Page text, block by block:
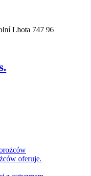
Lhota 747 96
oferuje.